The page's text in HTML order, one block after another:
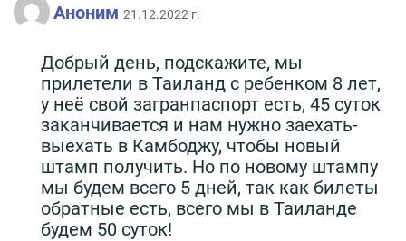
Аноним 21.12.2022 г.
Добрый день, подскажите, мы
прилетели в Таиланд с ребенком 8 лет,
у неё свой загранпаспорт есть, 45 суток
заканчивается и нам нужно заехать-
выехать в Камбоджу, чтобы новый
штамп получить. Но по новому штампу
мы будем всего 5 дней, так как билеты
обратные есть, всего мы в Таиланде
будем 50 суток!